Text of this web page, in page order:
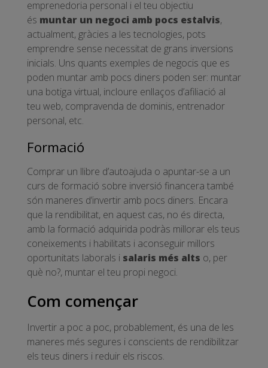
emprenedoria personal i el teu objectiu
és muntar un negoci amb pocs estalvis,
actualment, gràcies a les tecnologies, pots
emprendre sense necessitat de grans inversions
inicials. Uns quants exemples de negocis que es
poden muntar amb pocs diners poden ser: muntar
una botiga virtual, incloure enllaços d’afiliació al
teu web, compravenda de dominis, entrenador
personal, etc.
Formació
Comprar un llibre d’autoajuda o apuntar-se a un
curs de formació sobre inversió financera també
són maneres d’invertir amb pocs diners. Encara
que la rendibilitat, en aquest cas, no és directa,
amb la formació adquirida podràs millorar els teus
coneixements i habilitats i aconseguir millors
oportunitats laborals i salaris més alts o, per
què no?, muntar el teu propi negoci.
Com començar
Invertir a poc a poc, probablement, és una de les
maneres més segures i conscients de rendibilitzar
els teus diners i reduir els riscos.